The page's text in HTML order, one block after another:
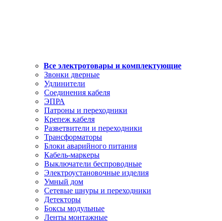
Все электротовары и комплектующие
Звонки дверные
Удлинители
Соединения кабеля
ЭПРА
Патроны и переходники
Крепеж кабеля
Разветвители и переходники
Трансформаторы
Блоки аварийного питания
Кабель-маркеры
Выключатели беспроводные
Электроустановочные изделия
Умный дом
Сетевые шнуры и переходники
Детекторы
Боксы модульные
Ленты монтажные